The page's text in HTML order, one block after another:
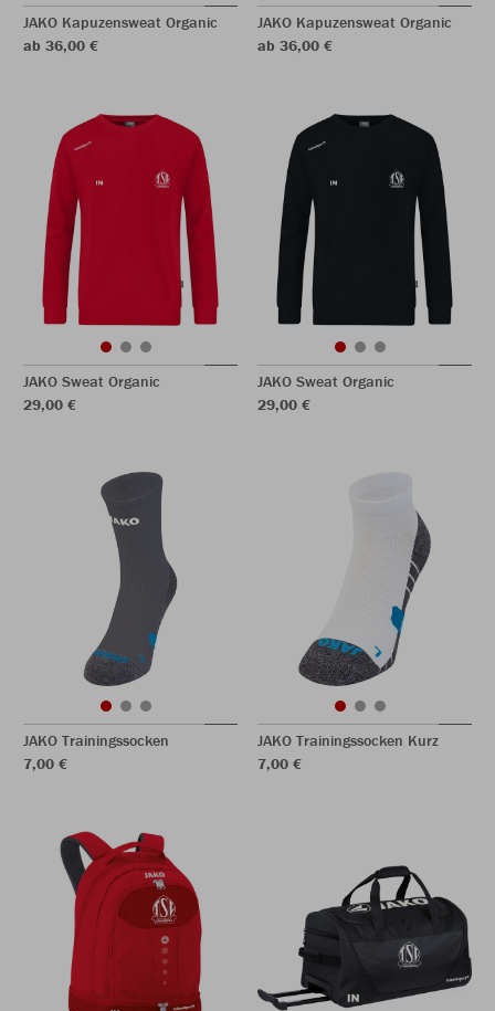
JAKO Kapuzensweat Organic
ab 36,00 €
JAKO Kapuzensweat Organic
ab 36,00 €
JAKO Sweat Organic
29,00 €
JAKO Sweat Organic
29,00 €
JAKO Trainingssocken
7,00 €
JAKO Trainingssocken Kurz
7,00 €